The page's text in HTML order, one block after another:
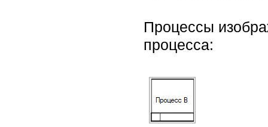
Процессы
процесса: